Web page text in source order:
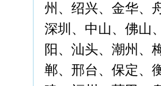
州、绍兴、金华、
深圳、中山、佛山
阳、汕头、潮州、
郸、邢台、保定、